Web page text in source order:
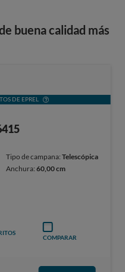
buena calidad más
DE EPREL
Tipo de campana:Telescópica
Anchura:60,00 cm
COMPARAR